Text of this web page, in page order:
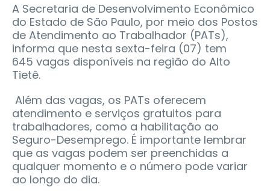
A Secretaria de Desenvolvimento Econômico
do Estado de São Paulo, por meio dos Postos
de Atendimento ao Trabalhador (PATs),
informa que nesta sexta-feira (07) tem
645 vagas disponíveis na região do Alto
Tietê.
Além das vagas, os PATs oferecem
atendimento e serviços gratuitos para
trabalhadores, como a habilitação ao
Seguro-Desemprego. É importante lembrar
que as vagas podem ser preenchidas a
qualquer momento e o número pode variar
ao longo do dia.